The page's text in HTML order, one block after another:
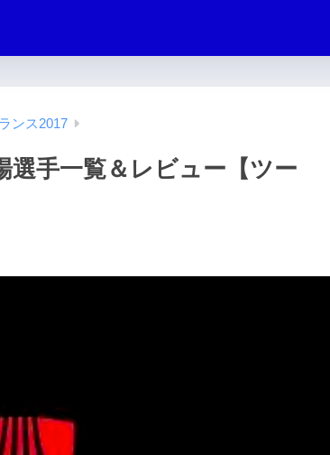
ンス2017
選手一覧＆レビュー【ツー